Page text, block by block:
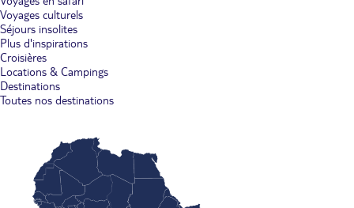
Voyages culturels
Séjours insolites
Plus d'inspirations
Croisières
Locations & Campings
Destinations
Toutes nos destinations